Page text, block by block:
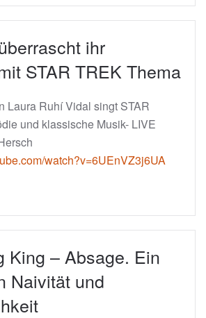
ihr
STAR TREK Thema
Laura Ruhí Vidal singt STAR
und klassische Musik- LIVE
watch?v=6UEnVZ3j6UA
King – Absage. Ein
Naivität und